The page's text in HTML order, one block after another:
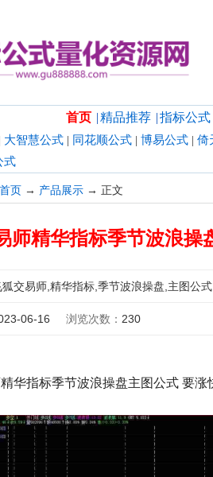
首页 |精品推荐 |指标公式
大智慧公式 | 同花顺公式 | 博易公式 | 倚
式
首页 → 产品展示 → 正文
师精华指标季节波浪操
狐交易师,精华指标,季节波浪操盘,主图公式
06-16 浏览次数： 230
华指标季节波浪操盘主图公式 要涨